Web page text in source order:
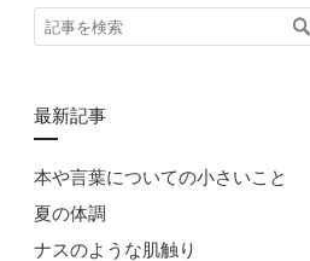
最新記事
本や言葉についての小さいこと
夏の体調
ナスのような肌触り